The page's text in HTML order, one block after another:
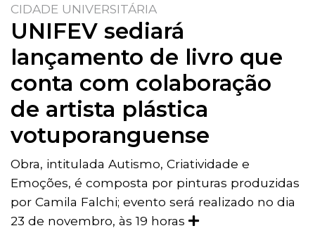
CIDADE UNIVERSITÁRIA
UNIFEV sediará
lançamento de livro que
conta com colaboração
de artista plástica
votuporanguense
Obra, intitulada Autismo, Criatividade e
Emoções, é composta por pinturas produzidas
por Camila Falchi; evento será realizado no dia
23 de novembro, às 19 horas